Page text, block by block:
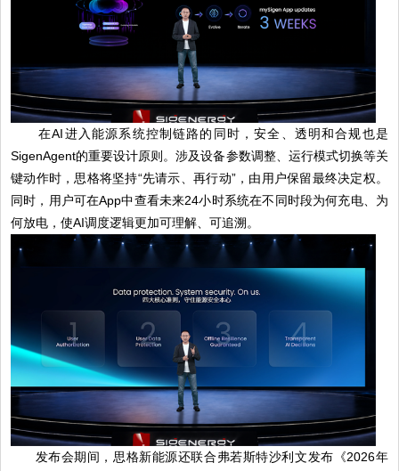
在AI进入能源系统控制链路的同时，安全、透明和合规也是
SigenAgent的重要设计原则。涉及设备参数调整、运行模式切换等关
键动作时，思格将坚持“先请示、再行动”，由用户保留最终决定权。
同时，用户可在App中查看未来24小时系统在不同时段为何充电、为
何放电，使AI调度逻辑更加可理解、可追溯。
发布会期间，思格新能源还联合弗若斯特沙利文发布《2026年